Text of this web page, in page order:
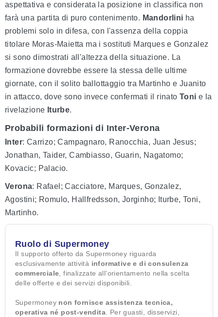
aspettativa e considerata la posizione in classifica non
farà una partita di puro contenimento. Mandorlini ha
problemi solo in difesa, con l'assenza della coppia
titolare Moras-Maietta ma i sostituti Marques e Gonzalez
si sono dimostrati all'altezza della situazione. La
formazione dovrebbe essere la stessa delle ultime
giornate, con il solito ballottaggio tra Martinho e Juanito
in attacco, dove sono invece confermati il rinato Toni e la
rivelazione Iturbe.
Probabili formazioni di Inter-Verona
Inter: Carrizo; Campagnaro, Ranocchia, Juan Jesus;
Jonathan, Taider, Cambiasso, Guarin, Nagatomo;
Kovacic; Palacio.
Verona: Rafael; Cacciatore, Marques, Gonzalez,
Agostini; Romulo, Hallfredsson, Jorginho; Iturbe, Toni,
Martinho.
Ruolo di Supermoney
Il supporto offerto da Supermoney riguarda
esclusivamente attività informative e di consulenza
commerciale , finalizzate all’orientamento nella scelta
delle offerte e dei servizi disponibili.
Supermoney non fornisce assistenza tecnica,
operativa né post-vendita . Per guasti, disservizi,